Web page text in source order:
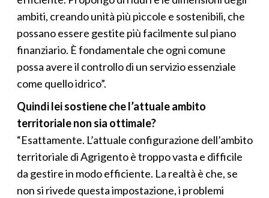
ambiti, creando unità più piccole e sostenibili, che
possano essere gestite più facilmente sul piano
finanziario. È fondamentale che ogni comune
possa avere il controllo di un servizio essenziale
come quello idrico”.
Quindi lei sostiene che l’attuale ambito
territoriale non sia ottimale?
“Esattamente. L’attuale configurazione dell’ambito
territoriale di Agrigento è troppo vasta e difficile
da gestire in modo efficiente. La realtà è che, se
non si rivede questa impostazione, i problemi